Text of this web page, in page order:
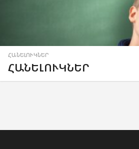
ՀԱՆԵԼՈՒԿՆԵՐ
ՀԱՆԵԼՈՒԿՆԵՐ